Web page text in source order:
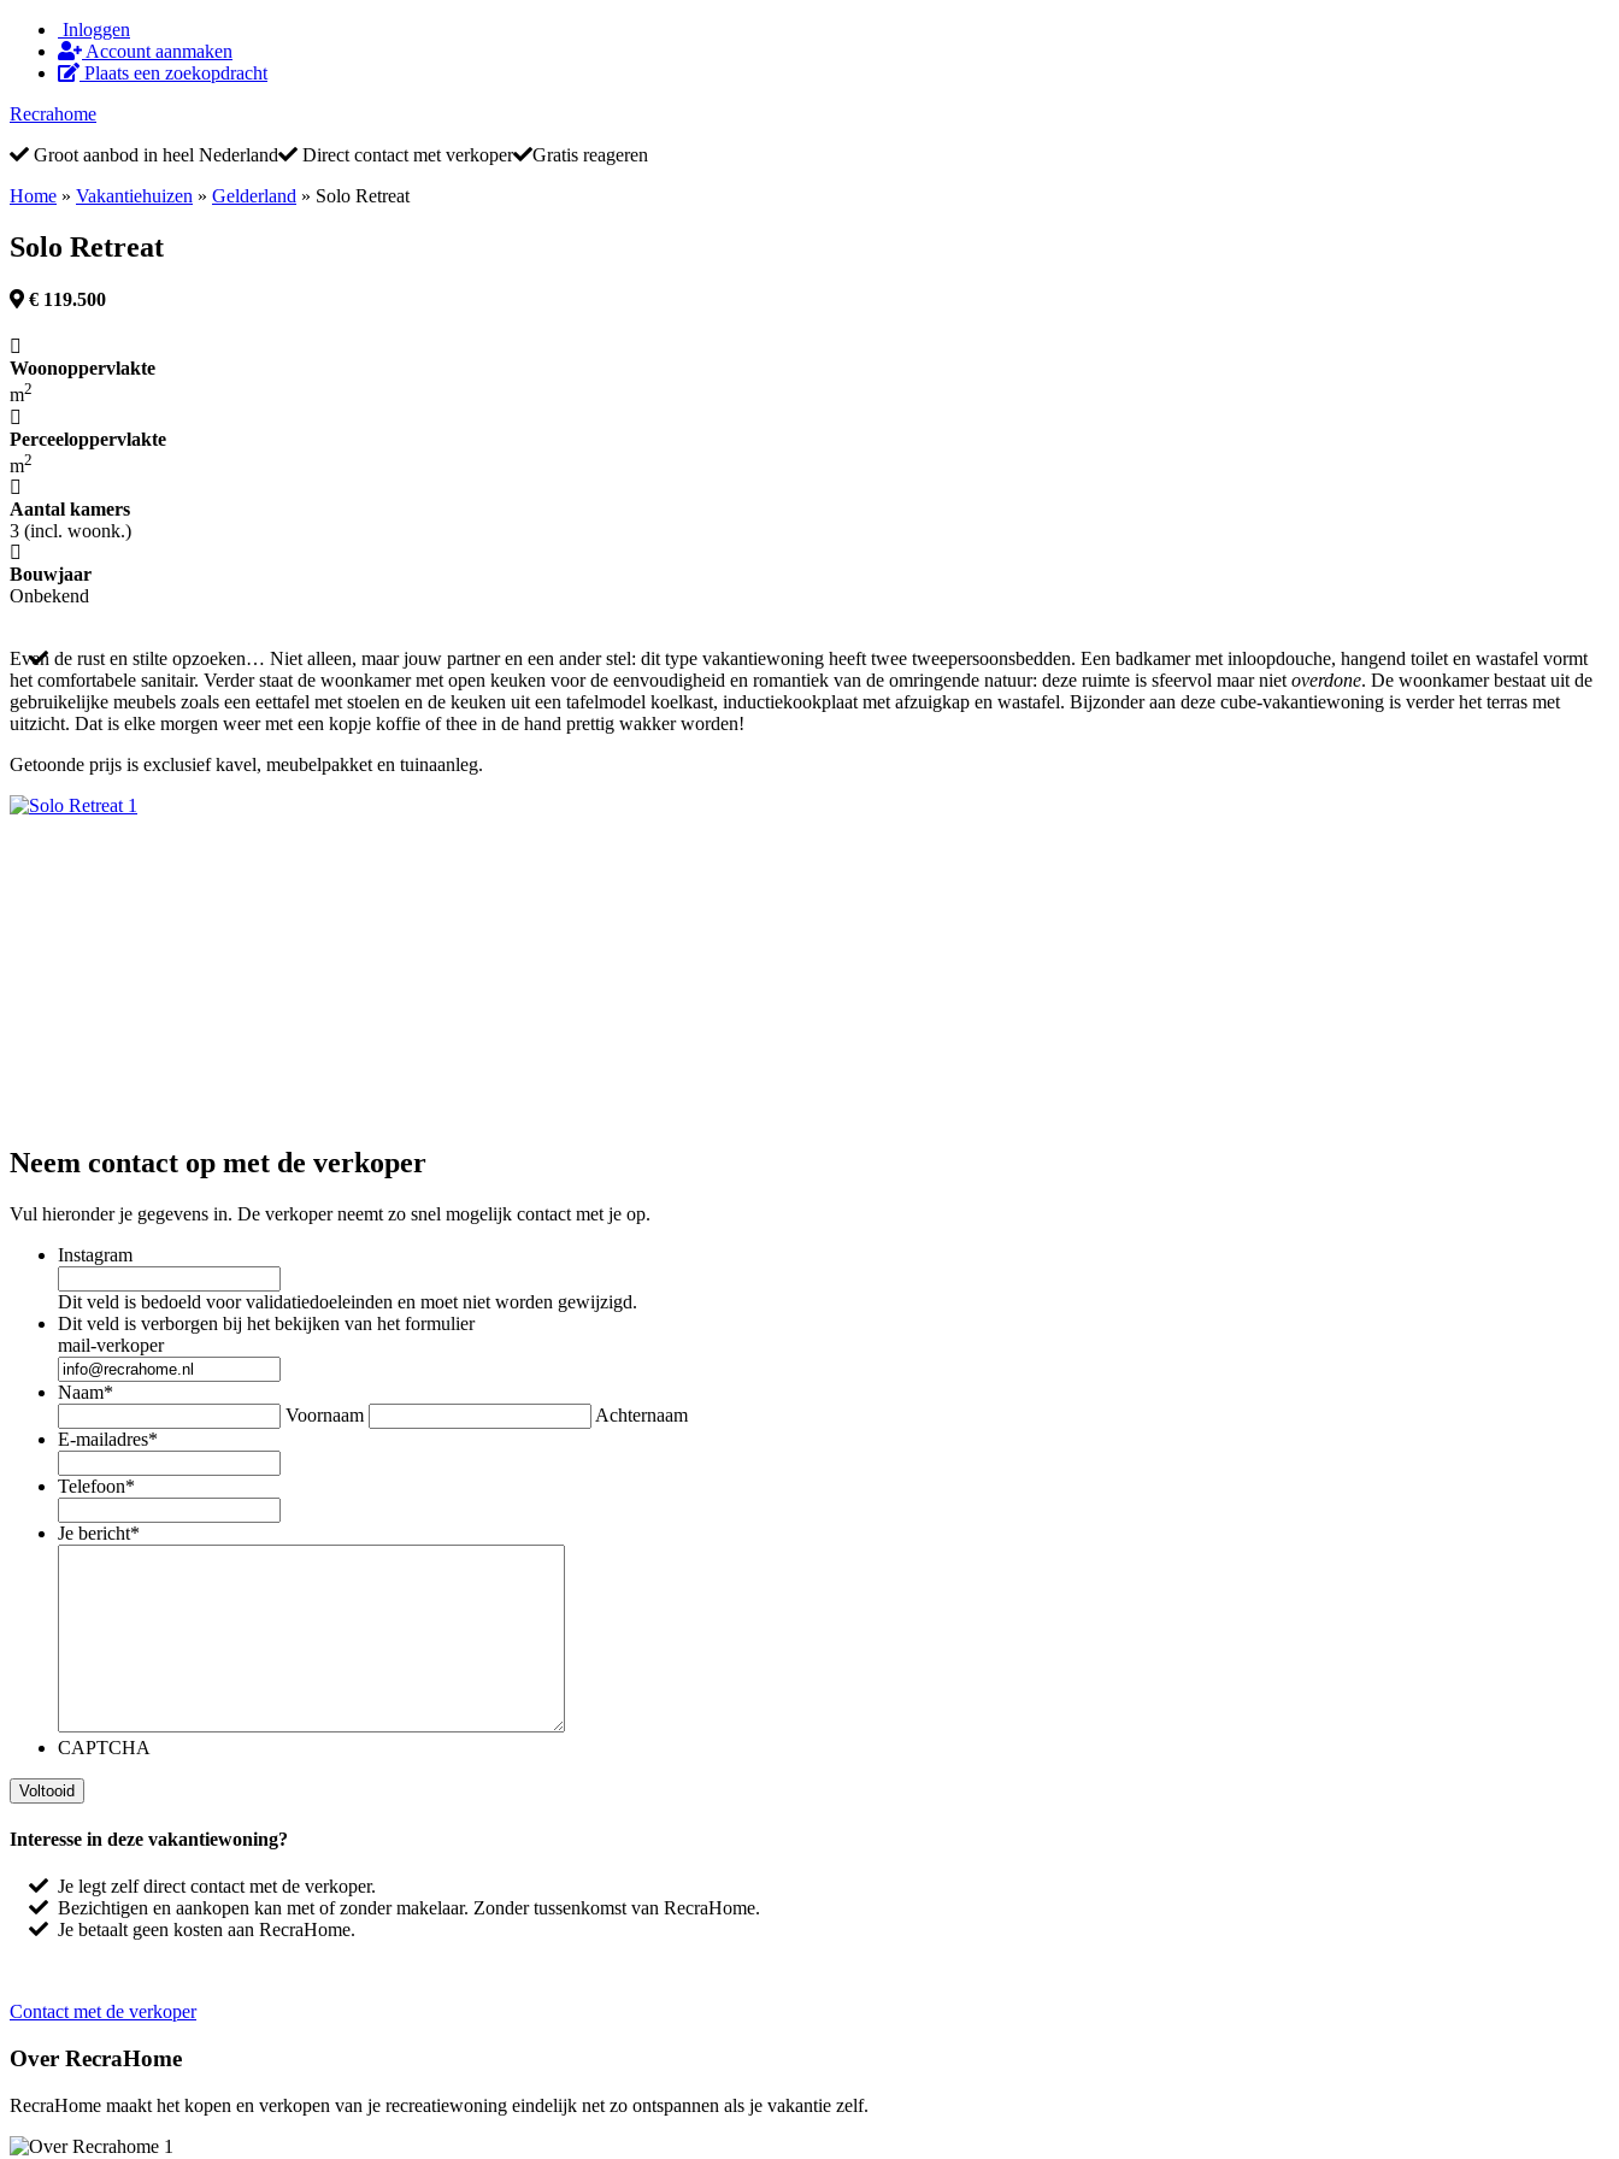
Inloggen
Account aanmaken
Plaats een zoekopdracht
Recrahome
Groot aanbod in heel Nederland
Direct contact met verkoper
Gratis reageren
Home » Vakantiehuizen » Gelderland » Solo Retreat
Solo Retreat
€ 119.500
Woonoppervlakte
m2
Perceeloppervlakte
m2
Aantal kamers
3 (incl. woonk.)
Bouwjaar
Onbekend
Even de rust en stilte opzoeken… Niet alleen, maar jouw partner en een ander stel: dit type vakantiewoning heeft twee tweepersoonsbedden. Een badkamer met inloopdouche, hangend toilet en wastafel vormt
het comfortabele sanitair. Verder staat de woonkamer met open keuken voor de eenvoudigheid en romantiek van de omringende natuur: deze ruimte is sfeervol maar niet overdone. De woonkamer bestaat uit de
gebruikelijke meubels zoals een eettafel met stoelen en de keuken uit een tafelmodel koelkast, inductiekookplaat met afzuigkap en wastafel. Bijzonder aan deze cube-vakantiewoning is verder het terras met
uitzicht. Dat is elke morgen weer met een kopje koffie of thee in de hand prettig wakker worden!
Getoonde prijs is exclusief kavel, meubelpakket en tuinaanleg.
Neem contact op met de verkoper
Vul hieronder je gegevens in. De verkoper neemt zo snel mogelijk contact met je op.
Instagram
Dit veld is bedoeld voor validatiedoeleinden en moet niet worden gewijzigd.
Dit veld is verborgen bij het bekijken van het formulier
mail-verkoper
Naam*
Voornaam
Achternaam
E-mailadres*
Telefoon*
Je bericht*
CAPTCHA
Interesse in deze vakantiewoning?
Je legt zelf direct contact met de verkoper.
Bezichtigen en aankopen kan met of zonder makelaar. Zonder tussenkomst van RecraHome.
Je betaalt geen kosten aan RecraHome.
Contact met de verkoper
Over RecraHome
RecraHome maakt het kopen en verkopen van je recreatiewoning eindelijk net zo ontspannen als je vakantie zelf.